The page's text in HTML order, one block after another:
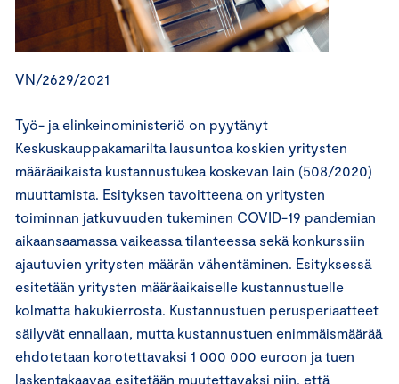
VN/2629/2021
Työ- ja elinkeinoministeriö on pyytänyt
Keskuskauppakamarilta lausuntoa koskien yritysten
määräaikaista kustannustukea koskevan lain (508/2020)
muuttamista. Esityksen tavoitteena on yritysten
toiminnan jatkuvuuden tukeminen COVID-19 pandemian
aikaansaamassa vaikeassa tilanteessa sekä konkurssiin
ajautuvien yritysten määrän vähentäminen. Esityksessä
esitetään yritysten määräaikaiselle kustannustuelle
kolmatta hakukierrosta. Kustannustuen perusperiaatteet
säilyvät ennallaan, mutta kustannustuen enimmäismäärää
ehdotetaan korotettavaksi 1 000 000 euroon ja tuen
laskentakaavaa esitetään muutettavaksi niin, että